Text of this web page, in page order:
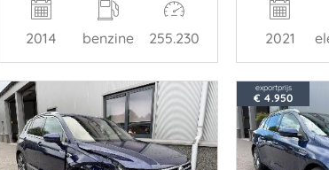
2014 benzine 255.230 2021
exportprijs
€ 4.950